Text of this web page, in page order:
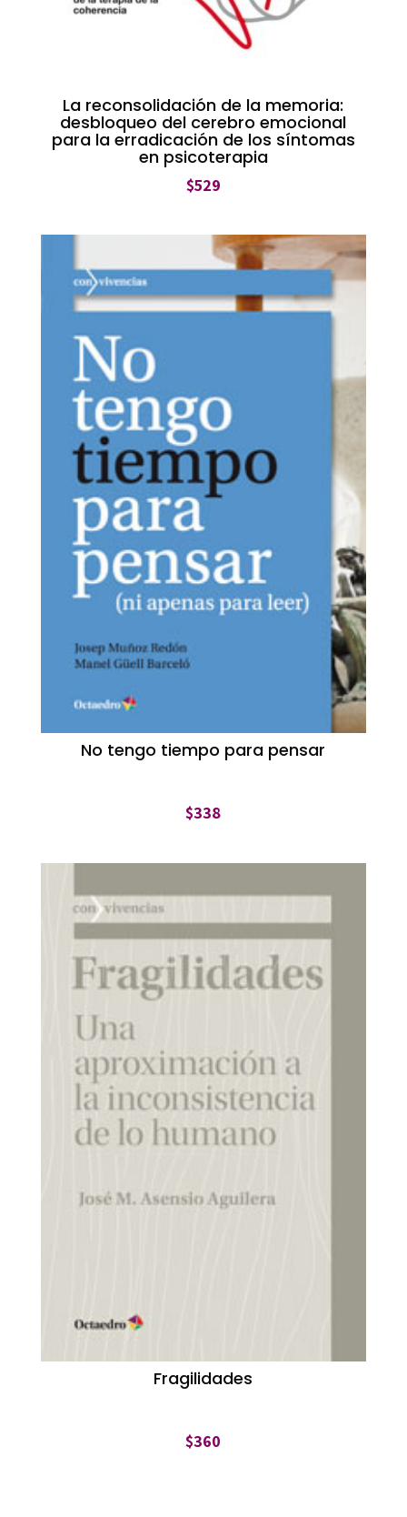
La reconsolidación de la memoria:
desbloqueo del cerebro emocional
para la erradicación de los síntomas
en psicoterapia
$529
No tengo tiempo para pensar
$338
Fragilidades
$360